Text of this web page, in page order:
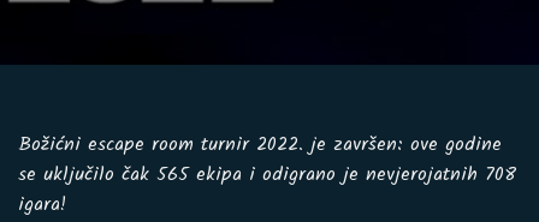
Božićni escape room turnir 2022. je završen: ove godine
se uključilo čak 565 ekipa i odigrano je nevjerojatnih 708
igara!